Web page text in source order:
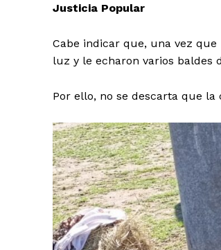
Justicia Popular
Cabe indicar que, una vez
luz y le echaron varios baldes
Por ello, no se descarta que